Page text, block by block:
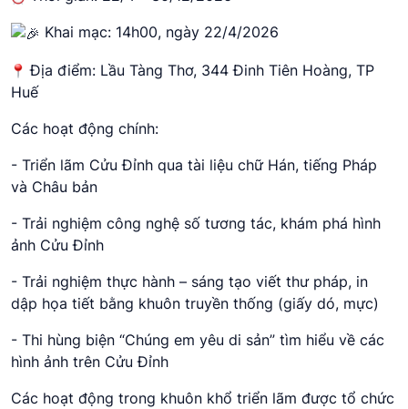
Khai mạc: 14h00, ngày 22/4/2026
Địa điểm: Lầu Tàng Thơ, 344 Đinh Tiên Hoàng, TP
Huế
Các hoạt động chính:
- Triển lãm Cửu Đỉnh qua tài liệu chữ Hán, tiếng Pháp
và Châu bản
- Trải nghiệm công nghệ số tương tác, khám phá hình
ảnh Cửu Đỉnh
- Trải nghiệm thực hành – sáng tạo viết thư pháp, in
dập họa tiết bằng khuôn truyền thống (giấy dó, mực)
- Thi hùng biện “Chúng em yêu di sản” tìm hiểu về các
hình ảnh trên Cửu Đỉnh
Các hoạt động trong khuôn khổ triển lãm được tổ chức